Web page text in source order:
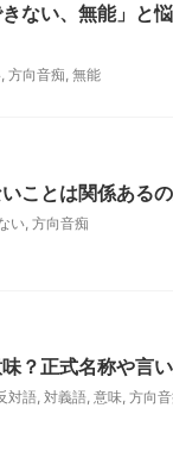
ない、無能」と
, 方向音痴, 無能
ことは関係ある
い, 方向音痴
？正式名称や言
対語, 対義語, 意味, 方向